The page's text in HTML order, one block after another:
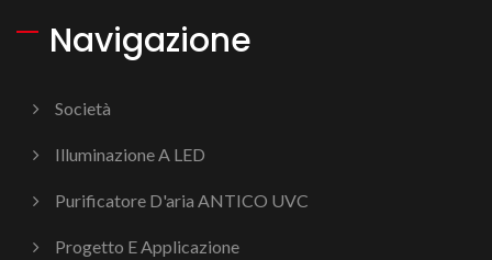
Navigazione
Società
Illuminazione A LED
Purificatore D'aria ANTICO UVC
Progetto E Applicazione